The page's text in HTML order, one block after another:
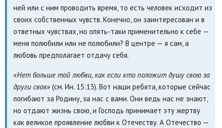
ней или с ним проводить время, то есть человек исходит из
своих собственных чувств. Конечно, он заинтересован и в
ответных чувствах, но опять-таки применительно к себе —
меня полюбили или не полюбили? В центре — я сам, а
любовь предполагает отдачу себя.
«Нет больше той любви, как если кто положит душу свою за
други своя»(см. Ин. 15:13). Вот наши ребята, которые сейчас
погибают за Родину, за нас с вами. Они ведь нас не знают,
но отдают жизнь свою, и Господь принимает эту жертву
как великое проявление любви к Отечеству. А Отечество —